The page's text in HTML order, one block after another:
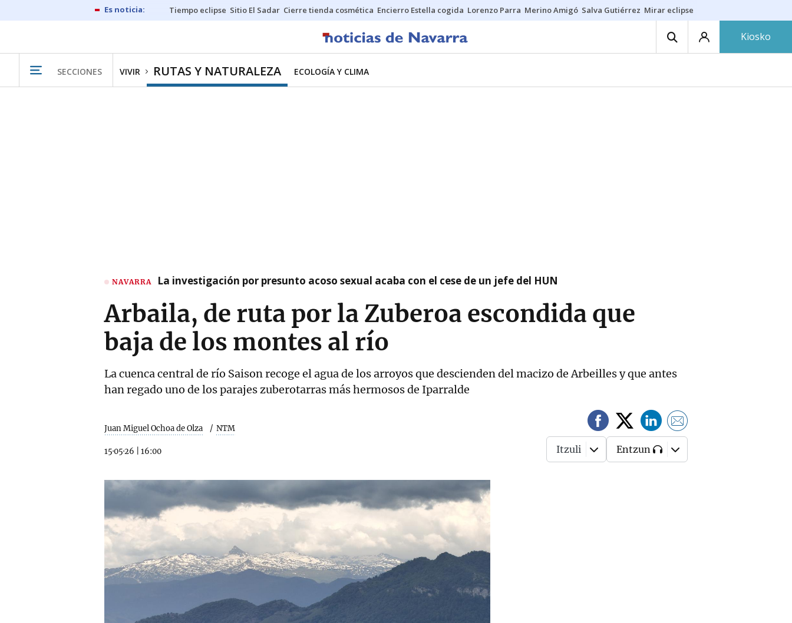
Tiempo eclipse Sitio El Sadar Cierre tienda cosmética Encierro Estella cogida Lorenzo Parra Merino Amigó Salva Gutiérrez Mirar eclipse
Kiosko
SECCIONES VIVIR RUTAS Y NATURALEZA ECOLOGÍA Y CLIMA
NAVARRA La investigación por presunto acoso sexual acaba con el cese de un jefe del HUN
Arbaila, de ruta por la Zuberoa escondida que
baja de los montes al río
La cuenca central de río Saison recoge el agua de los arroyos que descienden del macizo de Arbeilles y que antes
han regado uno de los parajes zuberotarras más hermosos de Iparralde
Juan Miguel Ochoa de Olza NTM
15·05·26 16:00 Itzuli Entzun